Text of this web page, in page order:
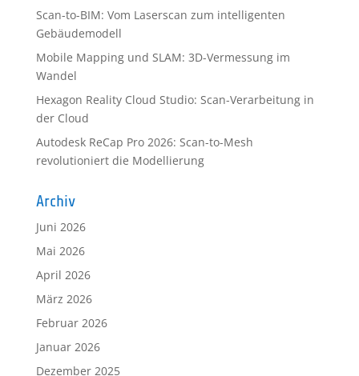
Scan-to-BIM: Vom Laserscan zum intelligenten
Gebäudemodell
Mobile Mapping und SLAM: 3D-Vermessung im
Wandel
Hexagon Reality Cloud Studio: Scan-Verarbeitung in
der Cloud
Autodesk ReCap Pro 2026: Scan-to-Mesh
revolutioniert die Modellierung
Archiv
Juni 2026
Mai 2026
April 2026
März 2026
Februar 2026
Januar 2026
Dezember 2025